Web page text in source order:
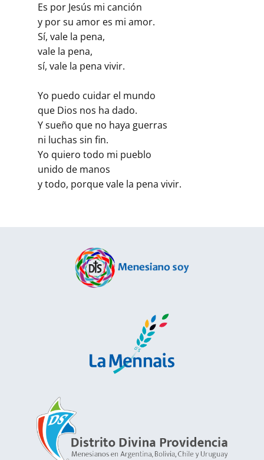
Es por Jesús mi canción
y por su amor es mi amor.
Sí, vale la pena,
vale la pena,
sí, vale la pena vivir.
Yo puedo cuidar el mundo
que Dios nos ha dado.
Y sueño que no haya guerras
ni luchas sin fin.
Yo quiero todo mi pueblo
unido de manos
y todo, porque vale la pena vivir.